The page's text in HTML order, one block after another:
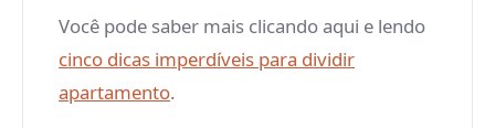
Você pode saber mais clicando aqui e lendo
cinco dicas imperdíveis para dividir
apartamento.